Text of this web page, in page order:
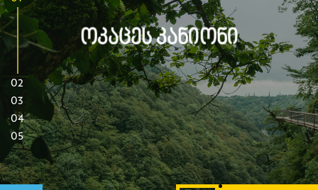
02
03
04
05
Ოკაცეს Კანიონი